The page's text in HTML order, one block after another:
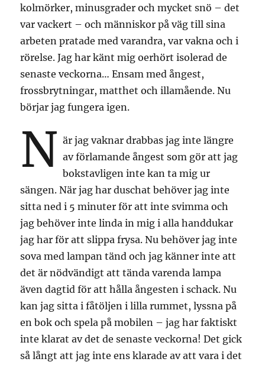
kolmörker, minusgrader och mycket snö – det
var vackert – och människor på väg till sina
arbeten pratade med varandra, var vakna och i
rörelse. Jag har känt mig oerhört isolerad de
senaste veckorna… Ensam med ångest,
frossbrytningar, matthet och illamående. Nu
börjar jag fungera igen.
N är jag vaknar drabbas jag inte längre
av förlamande ångest som gör att jag
bokstavligen inte kan ta mig ur
sängen. När jag har duschat behöver jag inte
sitta ned i 5 minuter för att inte svimma och
jag behöver inte linda in mig i alla handdukar
jag har för att slippa frysa. Nu behöver jag inte
sova med lampan tänd och jag känner inte att
det är nödvändigt att tända varenda lampa
även dagtid för att hålla ångesten i schack. Nu
kan jag sitta i fåtöljen i lilla rummet, lyssna på
en bok och spela på mobilen – jag har faktiskt
inte klarat av det de senaste veckorna! Det gick
så långt att jag inte ens klarade av att vara i det